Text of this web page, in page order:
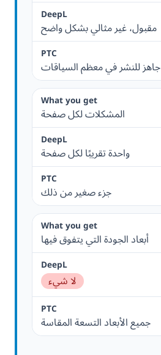
مقبول، غير مثالي بشكل واضح
جاهز للنشر في معظم السياقات
المشكلات لكل صفحة
واحدة تقريبًا لكل صفحة
جزء صغير من ذلك
أبعاد الجودة التي يتفوق فيها
لا شيء
جميع الأبعاد التسعة المقاسة